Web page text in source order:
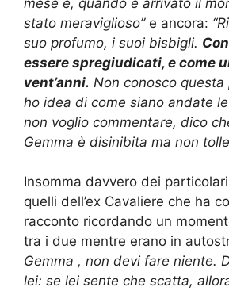
stato meraviglioso” e ancora: “
suo profumo, i suoi bisbigli.
essere spregiudicati, e come
vent’anni. Non conosco questa
ho idea di come siano andate
non voglio commentare, dico
Gemma è disinibita ma non
Insomma davvero dei
quelli dell’ex Cavaliere che ha
racconto ricordando un
tra i due mentre erano in
Gemma , non devi fare niente.
lei: se lei sente che scatta,